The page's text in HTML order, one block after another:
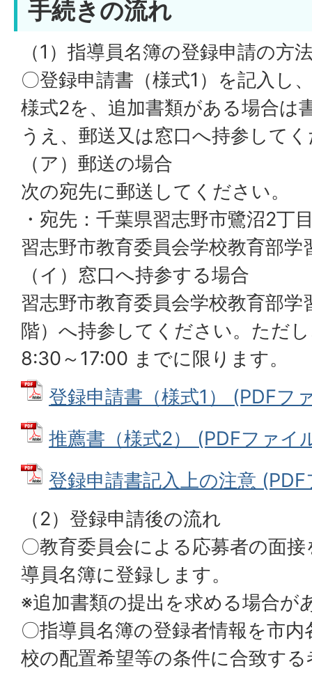
手続きの流れ
（1）指導員名簿の登録申請の方
〇登録申請書（様式1）を記入し
様式2を、追加書類がある場合は
うえ、郵送又は窓口へ持参して
（ア）郵送の場合
次の宛先に郵送してください。
・宛先：千葉県習志野市鷺沼2丁
習志野市教育委員会学校教育部学
（イ）窓口へ持参する場合
習志野市教育委員会学校教育部学
階）へ持参してください。ただ
8:30～17:00 までに限ります。
登録申請書（様式1） (PDFフ
推薦書（様式2） (PDFファイ
登録申請書記入上の注意
（2）登録申請後の流れ
〇教育委員会による応募者の面
導員名簿に登録します。
※追加書類の提出を求める場合が
〇指導員名簿の登録者情報を市
校の配置希望等の条件に合致す